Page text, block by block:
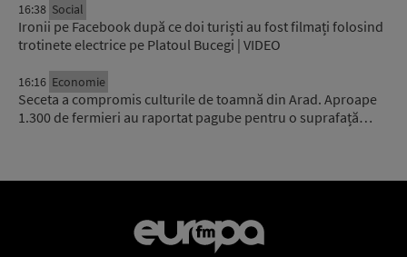
16:38 Social
Ironii pe Facebook după ce doi turiști au fost filmați folosind
trotinete electrice pe Platoul Bucegi | VIDEO
16:16 Economie
Seceta a compromis culturile de toamnă din Arad. Aproape
1.300 de fermieri au raportat pagube pentru o suprafață…